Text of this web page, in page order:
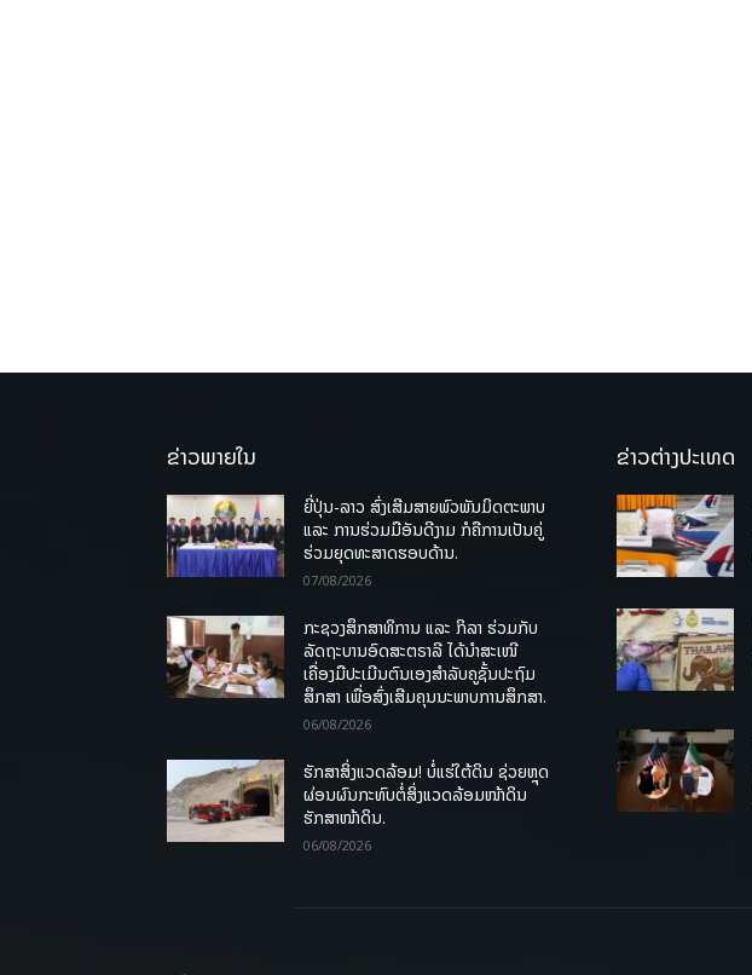
ຂ່າວພາຍໃນ
ຍີ່ປຸ່ນ-ລາວ ສົ່ງເສີມສາຍພົວພັນມິດຕະພາບ
ແລະ ການຮ່ວມມືອັນດີງາມ ກໍຄືການເປັນຄູ່
ຮ່ວມຍຸດທະສາດຮອບດ້ານ.
07/08/2026
ກະຊວງສຶກສາທິການ ແລະ ກິລາ ຮ່ວມກັບ
ລັດຖະບານອົດສະຕຣາລີ ໄດ້ນຳສະເໜີ
ເຄື່ອງມືປະເມີນຕົນເອງສຳລັບຄູຊັ້ນປະຖົມ
ສຶກສາ ເພື່ອສົ່ງເສີມຄຸນນະພາບການສຶກສາ.
06/08/2026
ຮັກສາສິ່ງແວດລ້ອມ! ບໍ່ແຮ່ໃຕ້ດິນ ຊ່ວຍຫຼຸດ
ຜ່ອນຜົນກະທົບຕໍ່ສິ່ງແວດລ້ອມໜ້າດິນ
ຮັກສາໜ້າດິນ.
06/08/2026
ຂ່າວຕ່າງປະເທດ